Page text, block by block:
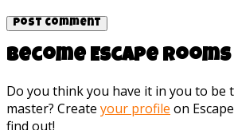
Become Escape
Do you think you have it in you to be
master? Create your profile on
find out!